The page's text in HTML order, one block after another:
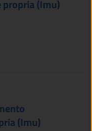
propria (Imu)
(Imu)